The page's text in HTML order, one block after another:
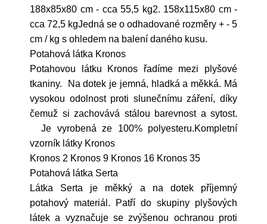
188x85x80 cm - cca 55,5 kg2. 158x115x80 cm -
cca 72,5 kgJedná se o odhadované rozměry + - 5
cm / kg s ohledem na balení daného kusu.
Potahová látka Kronos
Potahovou látku Kronos řadíme mezi plyšové
tkaniny. Na dotek je jemná, hladká a měkká. Má
vysokou odolnost proti slunečnímu záření, díky
čemuž si zachovává stálou barevnost a sytost.
Je vyrobená ze 100% polyesteru.Kompletní
vzorník látky Kronos
Kronos 2 Kronos 9 Kronos 16 Kronos 35
Potahová látka Serta
Látka Serta je měkký a na dotek příjemný
potahový materiál. Patří do skupiny plyšových
látek a vyznačuje se zvýšenou ochranou proti